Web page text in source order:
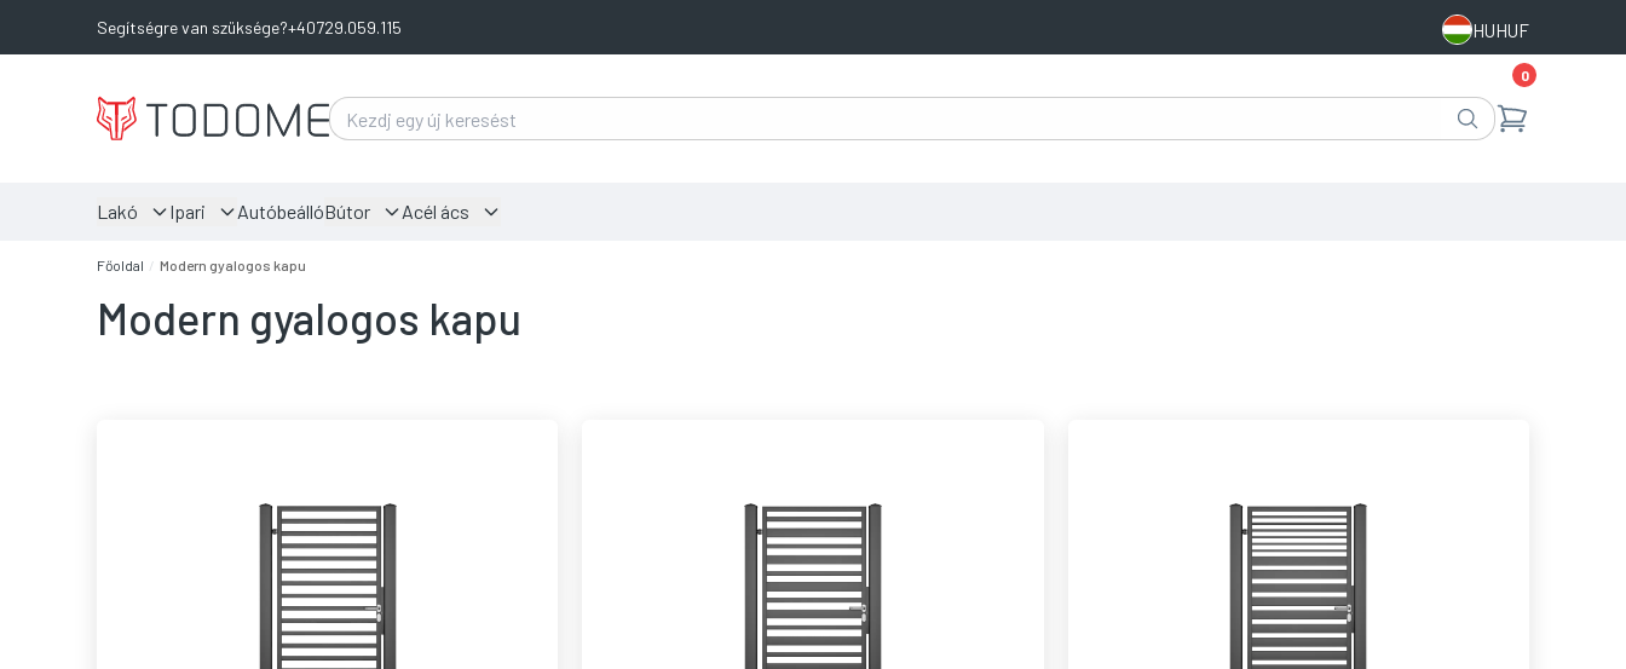
Segítségre van szüksége?+40729.059.115 HUHUF
0
Lakó Ipari AutóbeállóBútor Acél ács
Főoldal / Modern gyalogos kapu
Modern gyalogos kapu